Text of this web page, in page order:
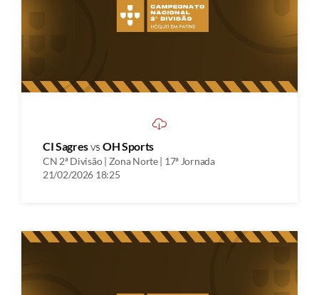
CI Sagresvs OH Sports
CN 2ª Divisão | Zona Norte | 17ª Jornada
21/02/2026 18:25